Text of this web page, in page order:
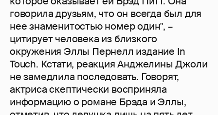
говорила друзьям, что он всегда был для
нее знаменитостью номер один", –
цитирует человека из близкого
окружения Эллы Пернелл издание In
Touch. Кстати, реакция Анджелины Джоли
не замедлила последовать. Говорят,
актриса скептически восприняла
информацию о романе Брэда и Эллы,